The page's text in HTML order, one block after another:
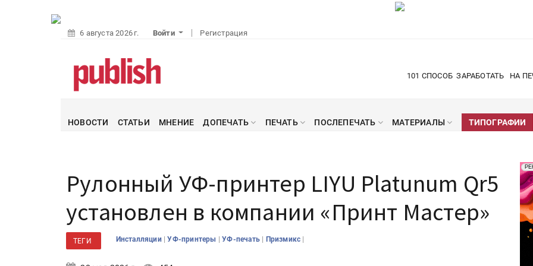
6 августа 2026 г. Войти Регистрация
101 СПОСОБ ЗАРАБОТАТЬ НА
НОВОСТИ СТАТЬИ МНЕНИЕ ДОПЕЧАТЬ ПЕЧАТЬ ПОСЛЕПЕЧАТЬ МАТЕРИАЛЫ ТИПОГРАФИИ
Рулонный УФ-принтер LIYU Platunum Qr5
установлен в компании «Принт Мастер»
ТЕГИ Инсталляции |УФ-принтеры |УФ-печать | Призмикс |